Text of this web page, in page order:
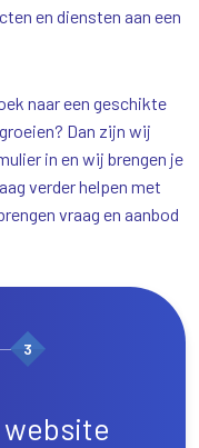
en diensten aan een
naar een geschikte
Dan zijn wij
in en wij brengen je
verder helpen met
vraag en aanbod
3